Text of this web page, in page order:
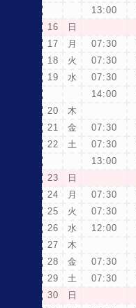
13:00
16
日
17
月 07:30
18
火 07:30
19
水 07:30
14:00
20
木
21
金 07:30
22
土 07:30
13:00
23
日
24
月 07:30
25
火 07:30
26
水 12:00
27
木
28
金 07:30
29
土 07:30
30
日